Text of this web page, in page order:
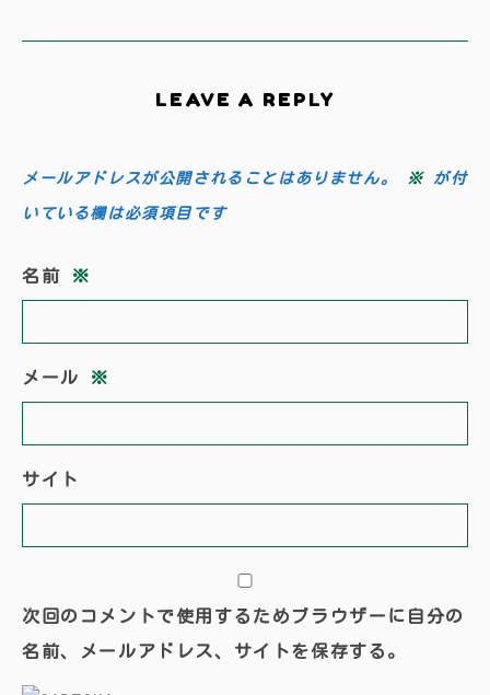
LEAVE A REPLY
メールアドレスが公開されることはありません。 ※が付
いている欄は必須項目です
名前 ※
メール ※
サイト
次回のコメントで使用するためブラウザーに自分の
名前、メールアドレス、サイトを保存する。